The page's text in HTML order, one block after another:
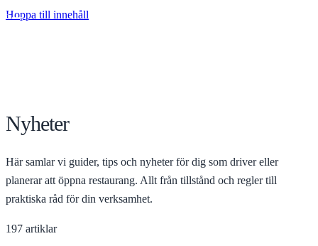
Hoppa till innehåll
Nyheter
Här samlar vi guider, tips och nyheter för dig som driver eller
planerar att öppna restaurang. Allt från tillstånd och regler till
praktiska råd för din verksamhet.
197 artiklar